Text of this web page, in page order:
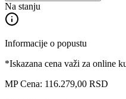
Na stanju
Informacije o popustu
*Iskazana cena važi za online
MP Cena: 116.279,00 RSD